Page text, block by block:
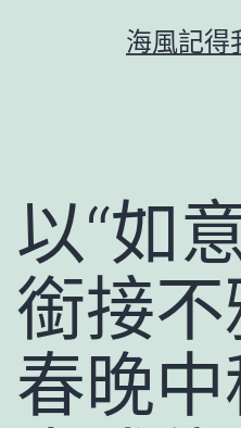
海風記得
以“如
銜接
春晚